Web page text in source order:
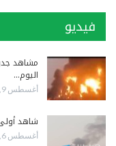
فيديو
مشاهد
اليوم…
أغسطس 9, 2026
شاهد
أغسطس 6, 2026